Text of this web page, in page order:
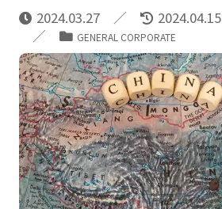
2024.03.27 2024.04.15
GENERAL CORPORATE